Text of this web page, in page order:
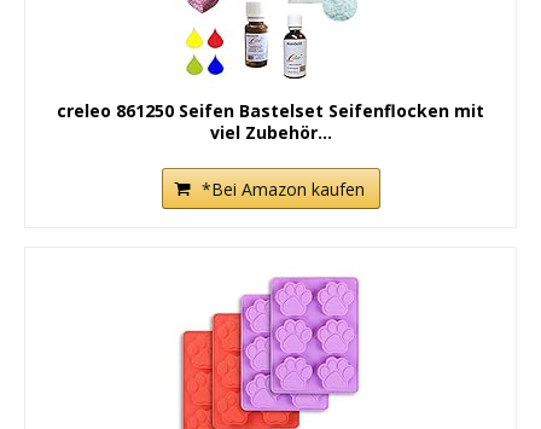
creleo 861250 Seifen Bastelset Seifenflocken mit
viel Zubehör...
*Bei Amazon kaufen